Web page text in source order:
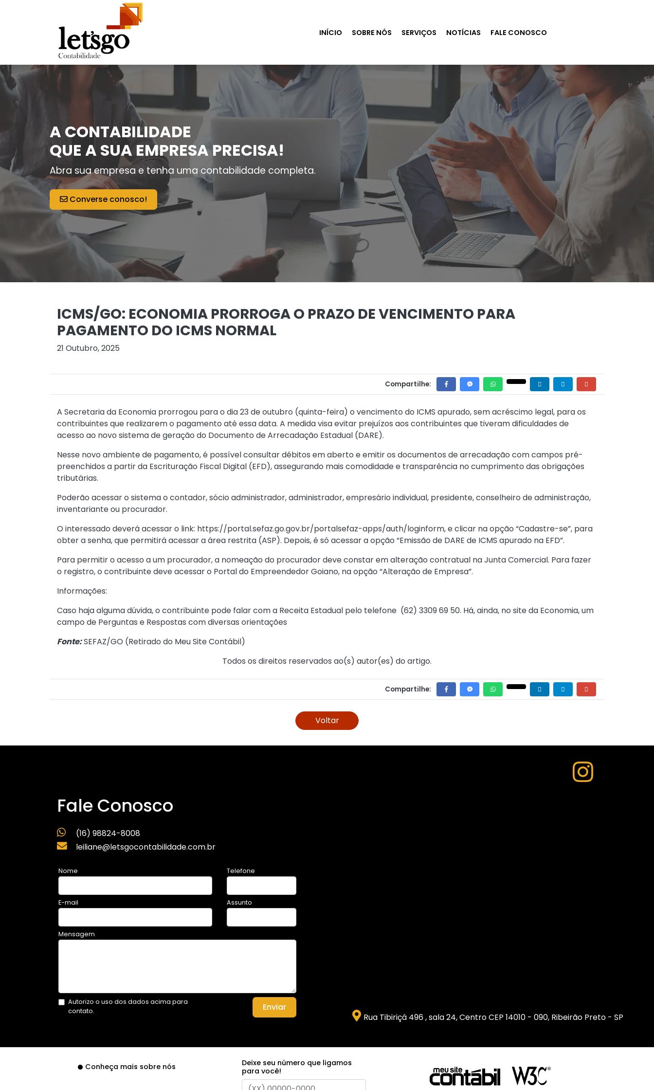
INÍCIO SOBRE NÓS SERVIÇOS NOTÍCIAS FALE CONOSCO
A CONTABILIDADE
QUE A SUA EMPRESA PRECISA!
Abra sua empresa e tenha uma contabilidade completa.
Converse conosco!
ICMS/GO: ECONOMIA PRORROGA O PRAZO DE VENCIMENTO PARA
PAGAMENTO DO ICMS NORMAL
21 Outubro, 2025
Compartilhe:
A Secretaria da Economia prorrogou para o dia 23 de outubro (quinta-feira) o vencimento do ICMS apurado, sem acréscimo legal, para os
contribuintes que realizarem o pagamento até essa data. A medida visa evitar prejuízos aos contribuintes que tiveram dificuldades de
acesso ao novo sistema de geração do Documento de Arrecadação Estadual (DARE).
Nesse novo ambiente de pagamento, é possível consultar débitos em aberto e emitir os documentos de arrecadação com campos pré-
preenchidos a partir da Escrituração Fiscal Digital (EFD), assegurando mais comodidade e transparência no cumprimento das obrigações
tributárias.
Poderão acessar o sistema o contador, sócio administrador, administrador, empresário individual, presidente, conselheiro de administração,
inventariante ou procurador.
O interessado deverá acessar o link: https://portal.sefaz.go.gov.br/portalsefaz-apps/auth/loginform, e clicar na opção “Cadastre-se”, para
obter a senha, que permitirá acessar a área restrita (ASP). Depois, é só acessar a opção “Emissão de DARE de ICMS apurado na EFD”.
Para permitir o acesso a um procurador, a nomeação do procurador deve constar em alteração contratual na Junta Comercial. Para fazer
o registro, o contribuinte deve acessar o Portal do Empreendedor Goiano, na opção “Alteração de Empresa”.
Informações:
Caso haja alguma dúvida, o contribuinte pode falar com a Receita Estadual pelo telefone (62) 3309 69 50. Há, ainda, no site da Economia, um
campo de Perguntas e Respostas com diversas orientações
Fonte:SEFAZ/GO (Retirado do Meu Site Contábil)
Todos os direitos reservados ao(s) autor(es) do artigo.
Compartilhe:
Voltar
Fale Conosco
(16) 98824-8008
leiliane@letsgocontabilidade.com.br
Nome Telefone
E-mail Assunto
Mensagem
Autorizo o uso dos dados acima para
contato.
Enviar
Rua Tibiriçá 496 , sala 24, Centro CEP 14010 - 090, Ribeirão Preto - SP
Conheça mais sobre nós
Deixe seu número que ligamos
para você!